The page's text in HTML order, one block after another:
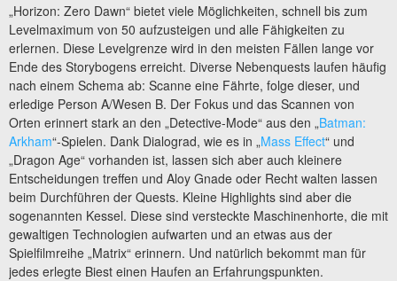
„Horizon: Zero Dawn“ bietet viele Möglichkeiten, schnell bis zum
Levelmaximum von 50 aufzusteigen und alle Fähigkeiten zu
erlernen. Diese Levelgrenze wird in den meisten Fällen lange vor
Ende des Storybogens erreicht. Diverse Nebenquests laufen häufig
nach einem Schema ab: Scanne eine Fährte, folge dieser, und
erledige Person A/Wesen B. Der Fokus und das Scannen von
Orten erinnert stark an den „Detective-Mode“ aus den „Batman:
Arkham“-Spielen. Dank Dialograd, wie es in „Mass Effect“ und
„Dragon Age“ vorhanden ist, lassen sich aber auch kleinere
Entscheidungen treffen und Aloy Gnade oder Recht walten lassen
beim Durchführen der Quests. Kleine Highlights sind aber die
sogenannten Kessel. Diese sind versteckte Maschinenhorte, die mit
gewaltigen Technologien aufwarten und an etwas aus der
Spielfilmreihe „Matrix“ erinnern. Und natürlich bekommt man für
jedes erlegte Biest einen Haufen an Erfahrungspunkten.